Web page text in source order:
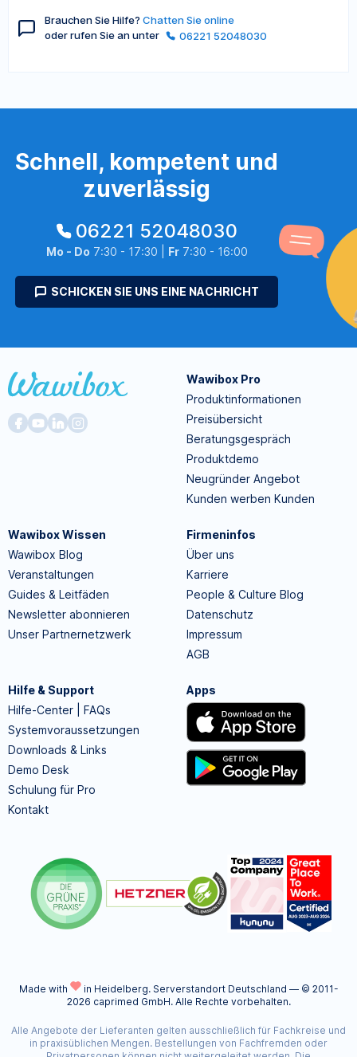
Brauchen Sie Hilfe? Chatten Sie online
oder rufen Sie an unter
06221 52048030
Schnell, kompetent und
zuverlässig
06221 52048030
Mo - Do 7:30 - 17:30 | Fr7:30 - 16:00
SCHICKEN SIE UNS EINE NACHRICHT
Wawibox Pro
Produktinformationen
Preisübersicht
Beratungsgespräch
Produktdemo
Neugründer Angebot
Kunden werben Kunden
Wawibox Wissen
Wawibox Blog
Veranstaltungen
Guides & Leitfäden
Newsletter abonnieren
Unser Partnernetzwerk
Firmeninfos
Über uns
Karriere
People & Culture Blog
Datenschutz
Impressum
AGB
Hilfe & Support
Hilfe-Center | FAQs
Systemvoraussetzungen
Downloads & Links
Demo Desk
Schulung für Pro
Kontakt
Apps
Made with in Heidelberg. Serverstandort Deutschland — © 2011-
2026 caprimed GmbH. Alle Rechte vorbehalten.
Alle Angebote der Lieferanten gelten ausschließlich für Fachkreise und
in praxisüblichen Mengen. Bestellungen von Fachfremden oder